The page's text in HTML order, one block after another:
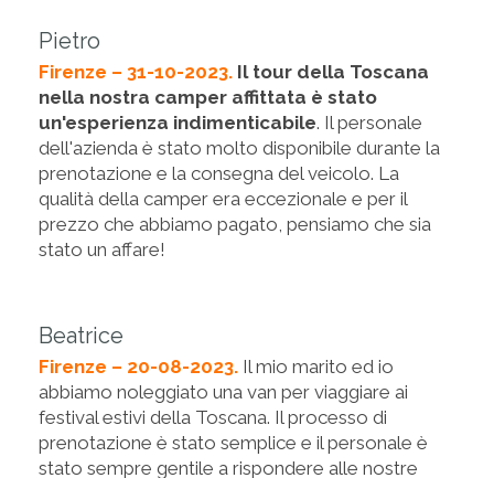
Pietro
Firenze – 31-10-2023. Il tour della Toscana
nella nostra camper affittata è stato
un'esperienza indimenticabile. Il personale
dell'azienda è stato molto disponibile durante la
prenotazione e la consegna del veicolo. La
qualità della camper era eccezionale e per il
prezzo che abbiamo pagato, pensiamo che sia
stato un affare!
Beatrice
Firenze – 20-08-2023. Il mio marito ed io
abbiamo noleggiato una van per viaggiare ai
festival estivi della Toscana. Il processo di
prenotazione è stato semplice e il personale è
stato sempre gentile a rispondere alle nostre